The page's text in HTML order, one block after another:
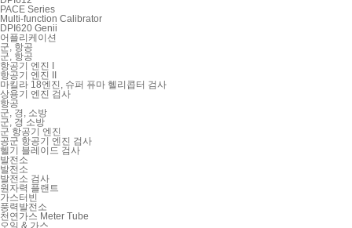
PACE Series
Multi-function Calibrator
DPI620 Genii
어플리케이션
군, 항공
군, 항공
항공기 엔진 I
항공기 엔진 II
마킬라 18엔진, 슈퍼 퓨마 헬리콥터 검사
상용기 엔진 검사
항공
군, 경, 소방
군, 경 소방
군 항공기 엔진
공군 항공기 엔진 검사
헬기 블레이드 검사
발전소
발전소
발전소 검사
원자력 플랜트
가스터빈
풍력발전소
천연가스 Meter Tube
오일 & 가스